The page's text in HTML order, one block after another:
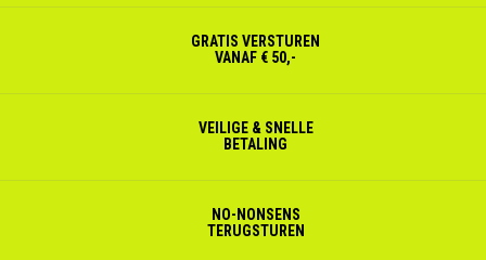
GRATIS VERSTUREN
VANAF € 50,-
VEILIGE & SNELLE
BETALING
NO-NONSENS
TERUGSTUREN